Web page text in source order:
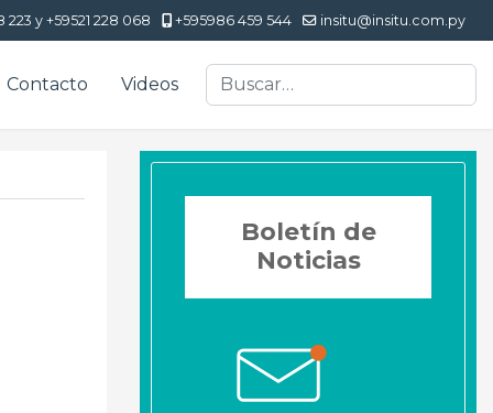
223 y +59521 228 068 +595986 459 544 insitu@insitu.com.py
Contacto Videos Buscar
Boletín de
Noticias